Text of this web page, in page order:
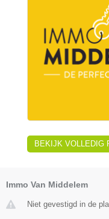
BEKIJK VOLLEDIG
Immo Van Middelem
Niet gevestigd in de